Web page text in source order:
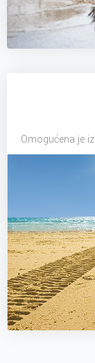
Omogućena je